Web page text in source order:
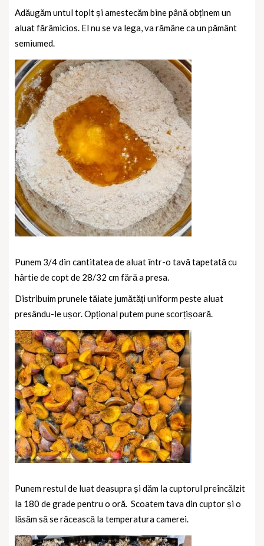
Adăugăm untul topit și amestecăm bine până obținem un
aluat fărâmicios. El nu se va lega, va rămâne ca un pământ
semiumed.
Punem 3/4 din cantitatea de aluat într-o tavă tapetată cu
hârtie de copt de 28/32 cm fără a presa.
Distribuim prunele tăiate jumătăți uniform peste aluat
presându-le ușor. Opțional putem pune scorțișoară.
Punem restul de luat deasupra și dăm la cuptorul preîncălzit
la 180 de grade pentru o oră. Scoatem tava din cuptor și o
lăsăm să se răcească la temperatura camerei.